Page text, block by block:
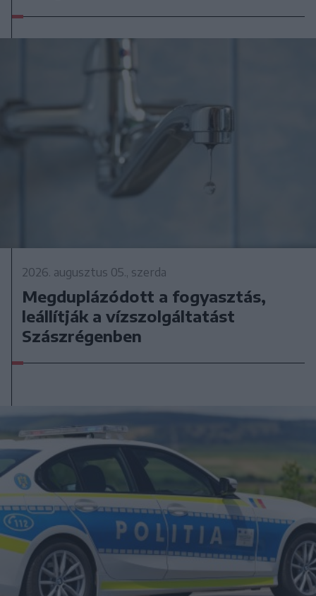
2026. augusztus 05., szerda
Megduplázódott a fogyasztás,
leállítják a vízszolgáltatást
Szászrégenben